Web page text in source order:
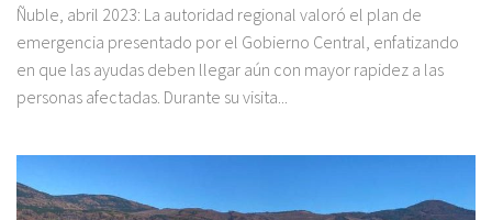
Ñuble, abril 2023: La autoridad regional valoró el plan de
emergencia presentado por el Gobierno Central, enfatizando
en que las ayudas deben llegar aún con mayor rapidez a las
personas afectadas. Durante su visita...